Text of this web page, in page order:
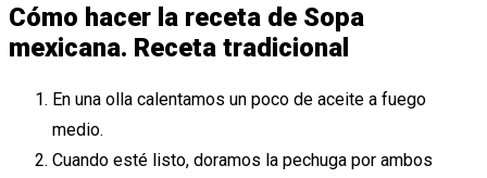
Cómo hacer la receta de Sopa
mexicana. Receta tradicional
En una olla calentamos un poco de aceite a fuego
medio.
Cuando esté listo, doramos la pechuga por ambos